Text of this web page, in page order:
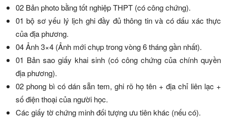
02 Bản photo bằng tốt nghiệp THPT (có công chứng).
01 bộ sơ yếu lý lịch ghi đầy đủ thông tin và có dấu xác thực
của địa phương.
04 Ảnh 3×4 (Ảnh mới chụp trong vòng 6 tháng gần nhất).
01 Bản sao giấy khai sinh (có công chứng của chính quyền
địa phương).
02 phong bì có dán sẵn tem, ghi rõ họ tên + địa chỉ liên lạc +
số điện thoại của người học.
Các giấy tờ chứng minh đối tượng ưu tiên khác (nếu có).